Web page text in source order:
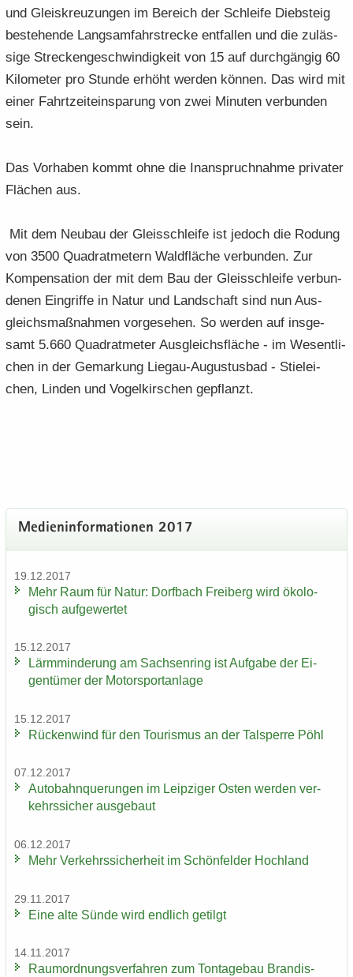
und Gleis­kreu­zun­gen im Be­reich der Schlei­fe Dieb­steig
be­stehen­de Lang­sam­fahr­stre­cke ent­fal­len und die zu­läs­
si­ge Stre­cken­ge­schwin­dig­keit von 15 auf durch­gän­gig 60
Ki­lo­me­ter pro Stun­de er­höht wer­den kön­nen. Das wird mit
einer Fahrt­zeit­ein­spa­rung von zwei Mi­nu­ten ver­bun­den
sein.
Das Vor­ha­ben kommt ohne die In­an­spruch­nah­me pri­va­ter
Flä­chen aus.
Mit dem Neu­bau der Gleis­schlei­fe ist je­doch die Ro­dung
von 3500 Qua­drat­me­tern Wald­flä­che ver­bun­den. Zur
Kom­pen­sa­ti­on der mit dem Bau der Gleis­schlei­fe ver­bun­
de­nen Ein­grif­fe in Natur und Land­schaft sind nun Aus­
gleichs­maß­nah­men vor­ge­se­hen. So wer­den auf ins­ge­
samt 5.660 Qua­drat­me­ter Aus­gleichs­flä­che - im We­sent­li­
chen in der Ge­mar­kung Liegau-​Augustusbad - Stiel­ei­
chen, Lin­den und Vo­gel­kir­schen ge­pflanzt.
Me­di­en­in­for­ma­tio­nen 2017
19.12.2017
Mehr Raum für Natur: Dorf­bach Frei­berg wird öko­lo­
gisch auf­ge­wer­tet
15.12.2017
Lärm­min­de­rung am Sach­sen­ring ist Auf­ga­be der Ei­
gen­tü­mer der Mo­tor­sport­an­la­ge
15.12.2017
Rü­cken­wind für den Tou­ris­mus an der Tal­sper­re Pöhl
07.12.2017
Au­to­bahn­que­run­gen im Leip­zi­ger Osten wer­den ver­
kehrs­si­cher aus­ge­baut
06.12.2017
Mehr Ver­kehrs­si­cher­heit im Schön­fel­der Hoch­land
29.11.2017
Eine alte Sünde wird end­lich ge­tilgt
14.11.2017
Raum­ord­nungs­ver­fah­ren zum Ton­ta­ge­bau Brandis-​